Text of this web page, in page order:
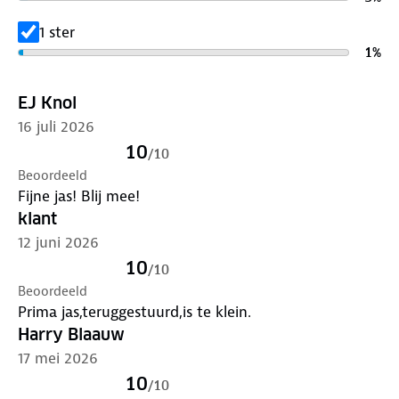
Verleng de levensduur van je kleding met goed
onderhoud
op 30 graden. Is je kleding aan vervanging toe?
nieuwe bestemming aan.
1 ster
1%
EJ Knol
16 juli 2026
10/10
Beoordeeld
Fijne jas! Blij mee!
klant
12 juni 2026
10/10
Beoordeeld
Prima jas,teruggestuurd,is te klein.
Harry Blaauw
17 mei 2026
10/10